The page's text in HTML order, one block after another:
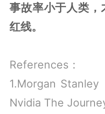
事故率小于人类，
红线。
References：
1.Morgan
Nvidia The